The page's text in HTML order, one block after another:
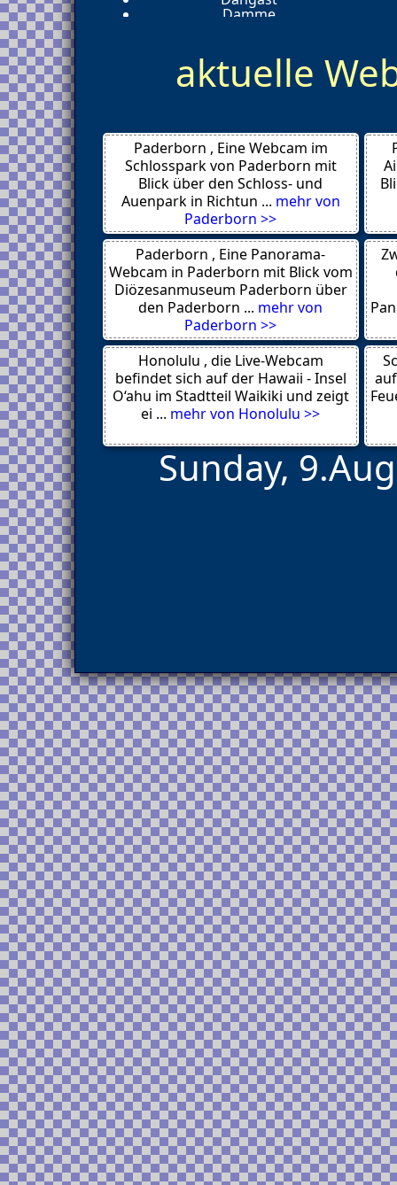
Damme
Butjadingen
Braunschweig
Bohmte
Bersenbrueck
Bensersiel
Bad Sachsa
Bad Lauterberg
Bad Laer
Bad Iburg
Bad Harzburg
Bad Essen
Aurich
Torfhaus
Altenau
Breege-Juliusruh
Vitte 18565
Waren 17192
Waren
Polchow 18551
Ostseebad Baabe 18586
Stralsund
aktuelle
Paderborn , Eine Webcam im
Schlosspark von Paderborn mit
Blick über den Schloss- und
Auenpark in Richtun ... mehr von
Paderborn >>
Paderborn , Eine Panorama-
Webcam in Paderborn mit Blick vom
Diözesanmuseum Paderborn über
den Paderborn ... mehr von
Paderborn >>
Honolulu , die Live-Webcam
befindet sich auf der Hawaii - Insel
O‘ahu im Stadtteil Waikiki und zeigt
ei ... mehr von Honolulu >>
Sunday,